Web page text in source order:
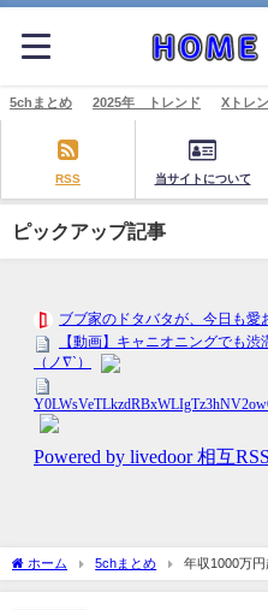
5chまとめ 2025年 トレンド Xトレ
RSS 当サイトについて
ピックアップ記事
ホーム 5chまとめ
年収1000万
から「7人に1人」の割合に… [BFU★]